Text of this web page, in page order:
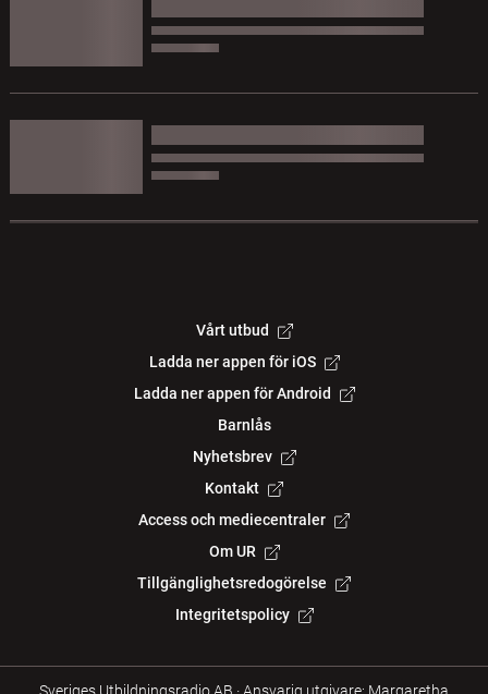
Vårt utbud
Ladda ner appen för iOS
Ladda ner appen för Android
Barnlås
Nyhetsbrev
Kontakt
Access och mediecentraler
Om UR
Tillgänglighetsredogörelse
Integritetspolicy